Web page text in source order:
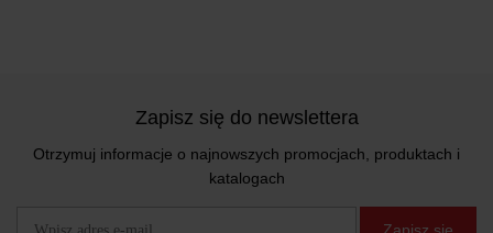
Zapisz się do newslettera
Otrzymuj informacje o najnowszych promocjach, produktach i
katalogach